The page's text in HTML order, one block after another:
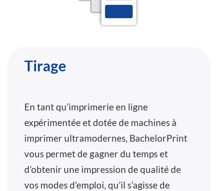
Tirage
En tant qu’imprimerie en ligne
expérimentée et dotée de machines à
imprimer ultramodernes, BachelorPrint
vous permet de gagner du temps et
d’obtenir une impression de qualité de
vos modes d’emploi, qu’il s’agisse de